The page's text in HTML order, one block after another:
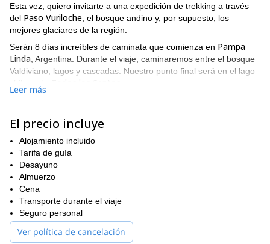
Esta vez, quiero invitarte a una expedición de trekking a través
del Paso Vuriloche , el bosque andino y, por supuesto, los
mejores glaciares de la región.
Serán 8 días increíbles de caminata que comienza en Pampa
Linda , Argentina. Durante el viaje, caminaremos entre el bosque
Valdiviano, lagos y cascadas. Nuestro punto final será en el lago
DÍA 1
Nuestro punto de partida será
entre Argentina y Chile. Una vez estemos en una cascada
llamadaSaltillo de las Nalcas
Manso. Cruzaremos al lado chileno a través del
Nuestro primer campamento se establecerá en Mallin Chileno
(1.300 metros de altura).
Tiempo de trekking: 5 horas
Distancia: 15 Km
Leer más
El precio incluye
Alojamiento incluido
Tarifa de guía
Desayuno
Almuerzo
Cena
Transporte durante el viaje
Seguro personal
Ver política de cancelación